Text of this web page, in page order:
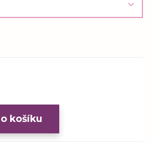
košíku